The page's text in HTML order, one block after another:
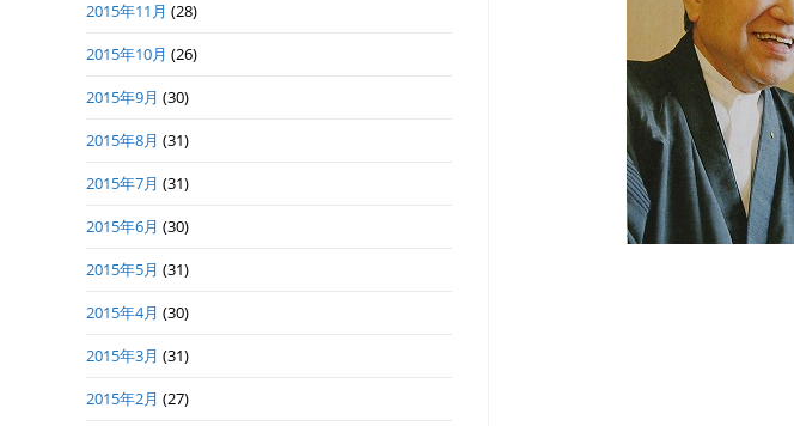
2015年11月 (28)
2015年10月 (26)
2015年9月 (30)
2015年8月 (31)
2015年7月 (31)
2015年6月 (30)
2015年5月 (31)
2015年4月 (30)
2015年3月 (31)
2015年2月 (27)